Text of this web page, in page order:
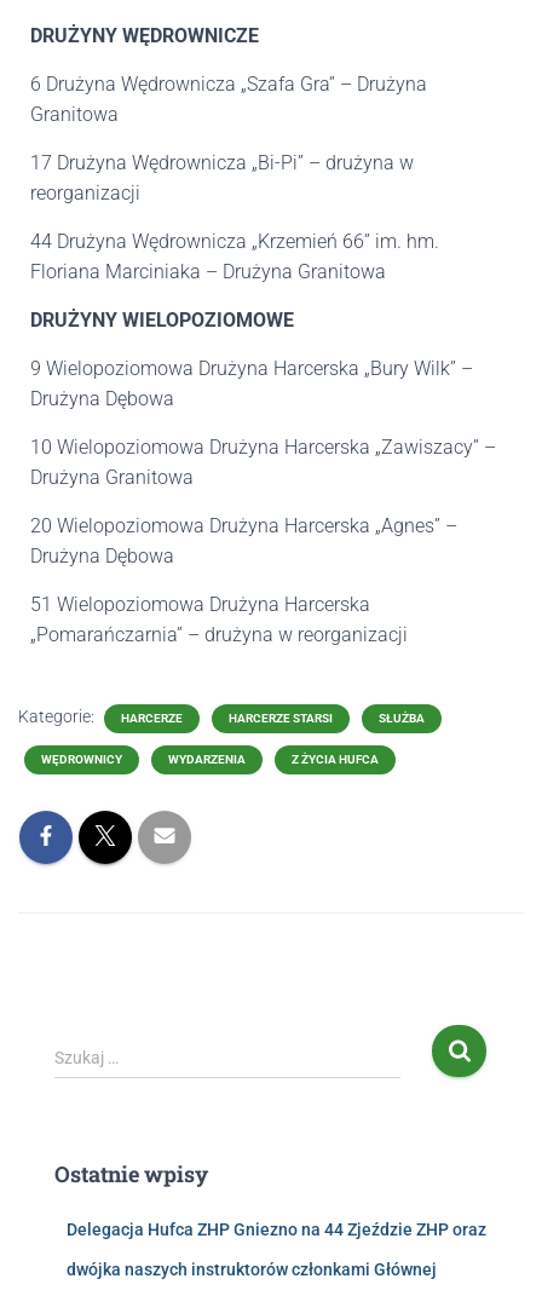
DRUŻYNY WĘDROWNICZE
6 Drużyna Wędrownicza „Szafa Gra” – Drużyna
Granitowa
17 Drużyna Wędrownicza „Bi-Pi” – drużyna w
reorganizacji
44 Drużyna Wędrownicza „Krzemień 66” im. hm.
Floriana Marciniaka – Drużyna Granitowa
DRUŻYNY WIELOPOZIOMOWE
9 Wielopoziomowa Drużyna Harcerska „Bury Wilk” –
Drużyna Dębowa
10 Wielopoziomowa Drużyna Harcerska „Zawiszacy” –
Drużyna Granitowa
20 Wielopoziomowa Drużyna Harcerska „Agnes” –
Drużyna Dębowa
51 Wielopoziomowa Drużyna Harcerska
„Pomarańczarnia” – drużyna w reorganizacji
Kategorie: HARCERZE HARCERZE STARSI SŁUŻBA
WĘDROWNICY WYDARZENIA Z ŻYCIA HUFCA
Szukaj …
Ostatnie wpisy
Delegacja Hufca ZHP Gniezno na 44 Zjeździe ZHP oraz
dwójka naszych instruktorów członkami Głównej